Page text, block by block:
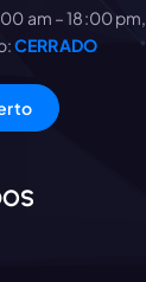
am – 18:00 pm,
CERRADO
rto